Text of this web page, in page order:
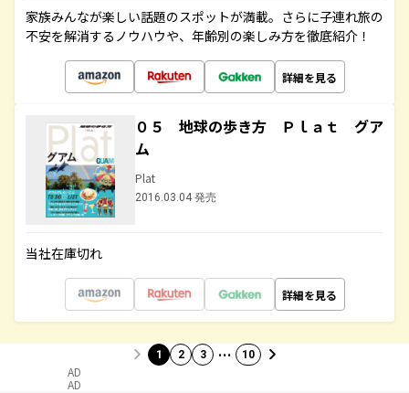
家族みんなが楽しい話題のスポットが満載。さらに子連れ旅の
不安を解消するノウハウや、年齢別の楽しみ方を徹底紹介！
詳細を見る
０５ 地球の歩き方 Ｐｌａｔ グア
ム
Plat
2016.03.04 発売
当社在庫切れ
詳細を見る
1 2 3 … 10
AD
AD